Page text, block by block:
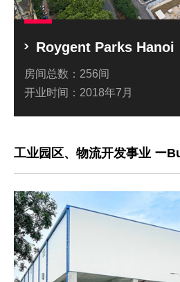
Roygent Parks Hanoi
房间总数： 256间
开业时间： 2018年7月
工业园区、物流开发事业 ー